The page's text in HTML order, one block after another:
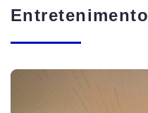
Entretenimento